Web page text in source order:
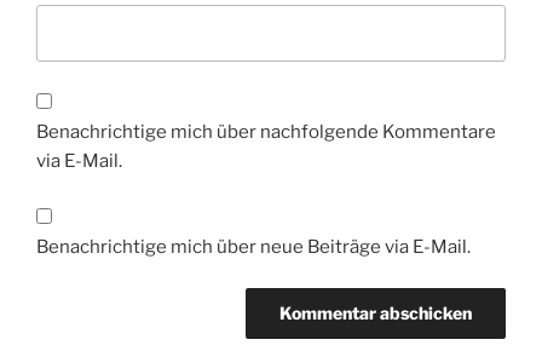
Benachrichtige mich über nachfolgende Kommentare
via E-Mail.
Benachrichtige mich über neue Beiträge via E-Mail.